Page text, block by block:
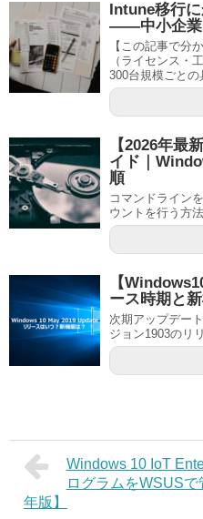
Intune移行
——中小企業
【この記事で分
（ライセンス・
300台規模ごとの
【2026年最
イド｜
順
コマンドライン
ウントを行う方法
【
ース時期と
次期アップデー
ジョン1903のリ
Windows 10 IoT
ログラムをWSUS
年版】